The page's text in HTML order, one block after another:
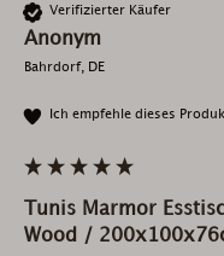
Verifizierter Käufer
Anonym
Bahrdorf, DE
Ich empfehle dieses
Tunis Marmor
Wood /